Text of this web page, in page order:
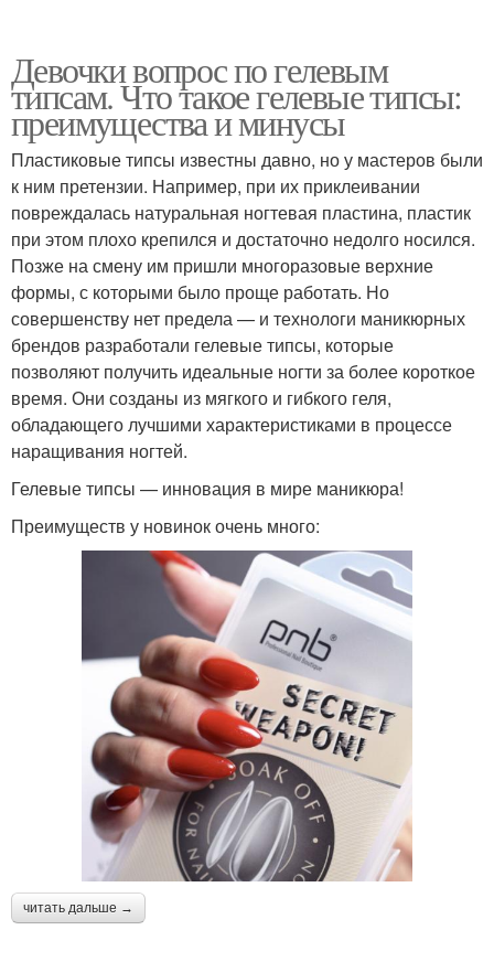
Девочки вопрос по гелевым
типсам. Что такое гелевые типсы:
преимущества и минусы
Пластиковые типсы известны давно, но у мастеров были
к ним претензии. Например, при их приклеивании
повреждалась натуральная ногтевая пластина, пластик
при этом плохо крепился и достаточно недолго носился.
Позже на смену им пришли многоразовые верхние
формы, с которыми было проще работать. Но
совершенству нет предела — и технологи маникюрных
брендов разработали гелевые типсы, которые
позволяют получить идеальные ногти за более короткое
время. Они созданы из мягкого и гибкого геля,
обладающего лучшими характеристиками в процессе
наращивания ногтей.
Гелевые типсы — инновация в мире маникюра!
Преимуществ у новинок очень много:
читать дальше →